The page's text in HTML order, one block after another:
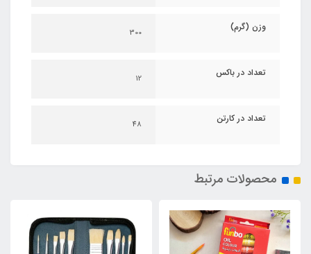
وزن (گرم) 300
تعداد در باکس 12
تعداد در کارتن 48
محصولات مرتبط